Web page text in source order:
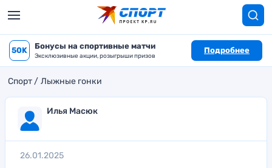
50K Бонусы на спортивные матчи
Эксклюзивные акции, розыгрыши призов
Подробнее
Спорт Лыжные гонки
Илья Масюк
26.01.2025